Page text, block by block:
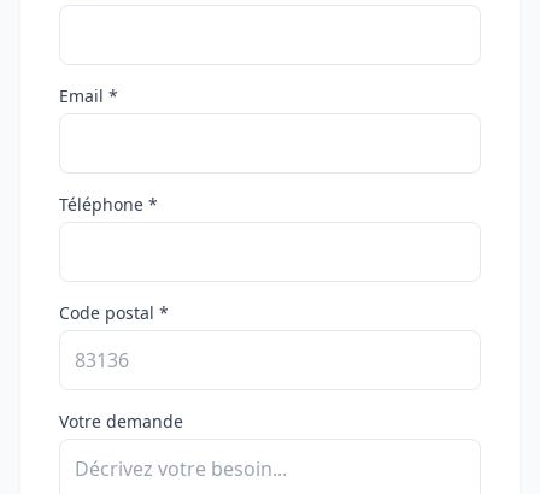
Email *
Téléphone *
Code postal *
Votre demande